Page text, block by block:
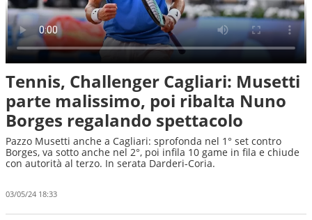
Tennis, Challenger Cagliari: Musetti
parte malissimo, poi ribalta Nuno
Borges regalando spettacolo
Pazzo Musetti anche a Cagliari: sprofonda nel 1° set contro
Borges, va sotto anche nel 2°, poi infila 10 game in fila e chiude
con autorità al terzo. In serata Darderi-Coria.
03/05/24 18:33